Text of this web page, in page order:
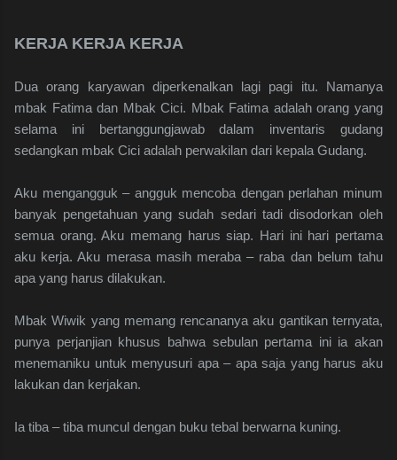
KERJA KERJA KERJA
Dua orang karyawan diperkenalkan lagi pagi itu. Namanya
mbak Fatima dan Mbak Cici. Mbak Fatima adalah orang yang
selama ini bertanggungjawab dalam inventaris gudang
sedangkan mbak Cici adalah perwakilan dari kepala Gudang.
Aku mengangguk – angguk mencoba dengan perlahan minum
banyak pengetahuan yang sudah sedari tadi disodorkan oleh
semua orang. Aku memang harus siap. Hari ini hari pertama
aku kerja. Aku merasa masih meraba – raba dan belum tahu
apa yang harus dilakukan.
Mbak Wiwik yang memang rencananya aku gantikan ternyata,
punya perjanjian khusus bahwa sebulan pertama ini ia akan
menemaniku untuk menyusuri apa – apa saja yang harus aku
lakukan dan kerjakan.
Ia tiba – tiba muncul dengan buku tebal berwarna kuning.